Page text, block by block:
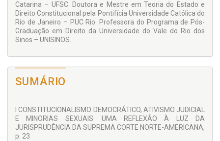
Catarina – UFSC. Doutora e Mestre em Teoria do Estado e
Direito Constitucional pela Pontifícia Universidade Católica do
Rio de Janeiro – PUC Rio. Professora do Programa de Pós-
Graduação em Direito da Universidade do Vale do Rio dos
Sinos – UNISINOS.
SUMÁRIO
I CONSTITUCIONALISMO DEMOCRÁTICO, ATIVISMO JUDICIAL
E MINORIAS SEXUAIS: UMA REFLEXÃO À LUZ DA
JURISPRUDÊNCIA DA SUPREMA CORTE NORTE-AMERICANA,
p. 23